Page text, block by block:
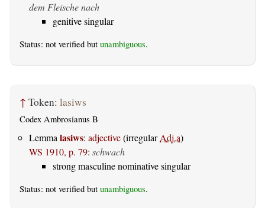
dem Fleische nach
genitive singular
Status: not verified but unambiguous.
↑ Token: lasiws
Codex Ambrosianus B
Lemma lasiws: adjective(irregularAdj.a)
WS 1910, p. 79: schwach
strong masculine nominative singular
Status: not verified but unambiguous.